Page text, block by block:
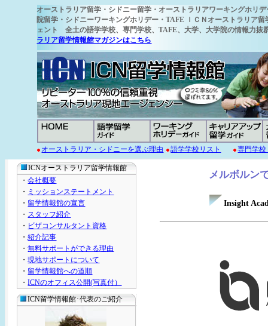
オーストラリア留学 ・シドニー留学・オーストラリアワーキングホリ
院留学・シドニーワーキングホリデー・TAFE ＩＣＮオーストラリア
ェント 全土の語学学校、専門学校、TAFE、大学、大学院の情報力
ラリア留学情報館マガジンはこちら
オーストラリア・シドニーを選ぶ理由 語学学校リスト 専門学校
ICNオーストラリア留学情報館
・会社概要
・ ミッションステートメント
・ 留学情報館の宣言
・ スタッフ紹介
・ ビザコンサルタント資格
・紹介記事
・無料サポートができる理由
・現地サポートについて
・ 留学情報館への道順
・ICNのオフィス公開(写真付）
ICN留学情報館･代表のご紹介
メルボルン
Insight